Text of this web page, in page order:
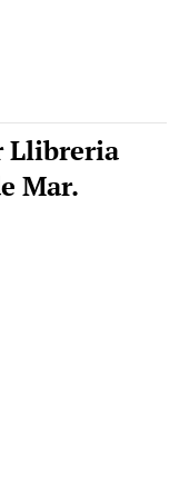
Llibreria
Mar.